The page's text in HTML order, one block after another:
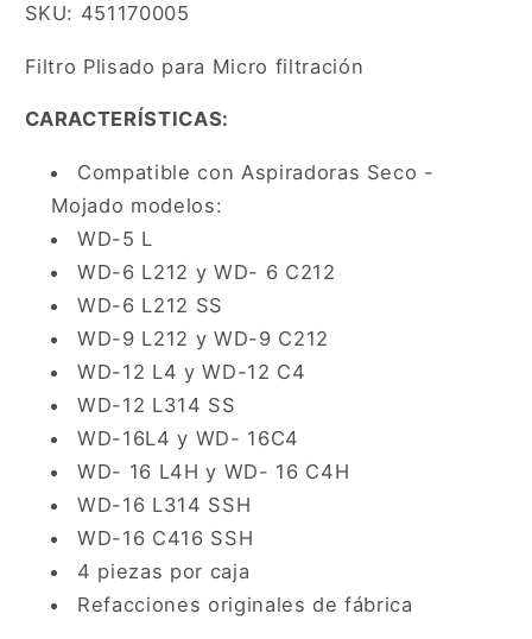
SKU: 451170005
Filtro Plisado para Micro filtración
CARACTERÍSTICAS:
Compatible con Aspiradoras Seco -
Mojado modelos:
WD-5 L
WD-6 L212 y WD- 6 C212
WD-6 L212 SS
WD-9 L212 y WD-9 C212
WD-12 L4 y WD-12 C4
WD-12 L314 SS
WD-16L4 y WD- 16C4
WD- 16 L4H y WD- 16 C4H
WD-16 L314 SSH
WD-16 C416 SSH
4 piezas por caja
Refacciones originales de fábrica